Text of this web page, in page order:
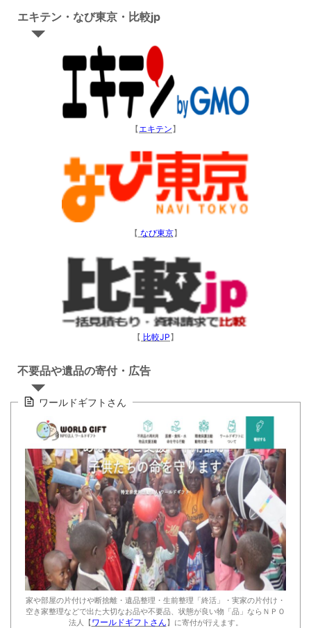
エキテン・なび東京・比較jp
【エキテン】
【 なび東京】
【 比較JP】
不要品や遺品の寄付・広告
ワールドギフトさん
家や部屋の片付けや断捨離・遺品整理・生前整理「終活」・実家の片付け・
空き家整理などで出た大切なお品や不要品、状態が良い物「品」ならＮＰＯ
法人【ワールドギフトさん】に寄付が行えます。